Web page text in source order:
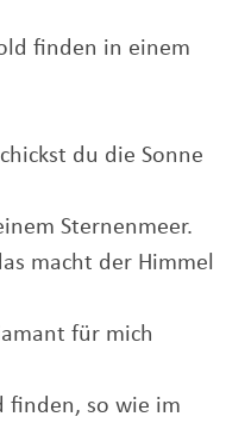
finden in einem
du die Sonne
Sternenmeer.
macht der Himmel
für mich
finden, so wie im